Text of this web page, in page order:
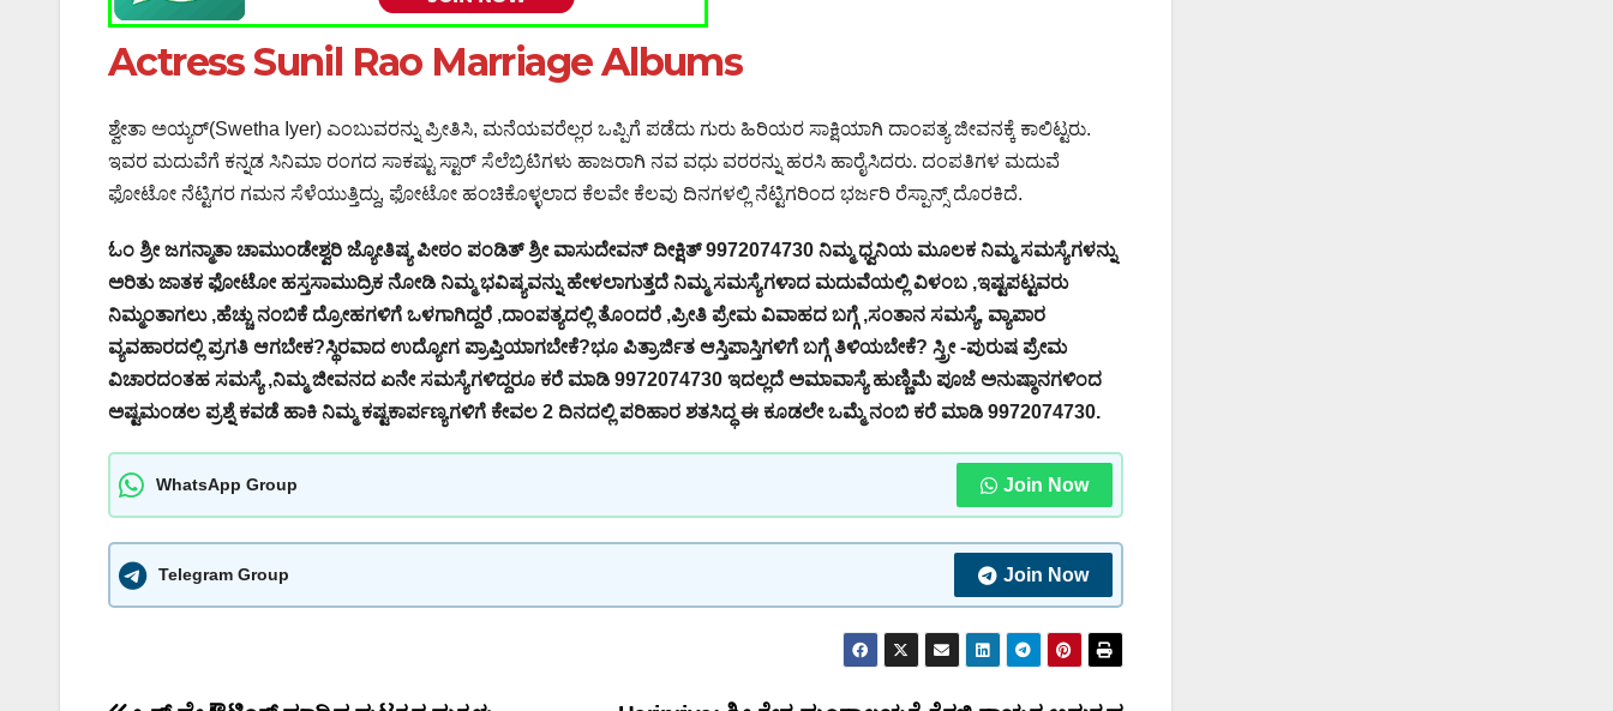
Actress Sunil Rao Marriage Albums
ಶ್ವೇತಾ ಅಯ್ಯರ್(Swetha Iyer) ಎಂಬುವರನ್ನು ಪ್ರೀತಿಸಿ, ಮನೆಯವರೆಲ್ಲರ ಒಪ್ಪಿಗೆ ಪಡೆದು ಗುರು ಹಿರಿಯರ ಸಾಕ್ಷಿಯಾಗಿ ದಾಂಪತ್ಯ ಜೀವನಕ್ಕೆ ಕಾಲಿಟ್ಟರು.
ಇವರ ಮದುವೆಗೆ ಕನ್ನಡ ಸಿನಿಮಾ ರಂಗದ ಸಾಕಷ್ಟು ಸ್ಟಾರ್ ಸೆಲೆಬ್ರಿಟಿಗಳು ಹಾಜರಾಗಿ ನವ ವಧು ವರರನ್ನು ಹರಸಿ ಹಾರೈಸಿದರು. ದಂಪತಿಗಳ ಮದುವೆ
ಫೋಟೋ ನೆಟ್ಟಿಗರ ಗಮನ ಸೆಳೆಯುತ್ತಿದ್ದು, ಫೋಟೋ ಹಂಚಿಕೊಳ್ಳಲಾದ ಕೆಲವೇ ಕೆಲವು ದಿನಗಳಲ್ಲಿ ನೆಟ್ಟಿಗರಿಂದ ಭರ್ಜರಿ ರೆಸ್ಪಾನ್ಸ್ ದೊರಕಿದೆ.
ಓಂ ಶ್ರೀ ಜಗನ್ಮಾತಾ ಚಾಮುಂಡೇಶ್ವರಿ ಜ್ಯೋತಿಷ್ಯ ಪೀಠಂ ಪಂಡಿತ್ ಶ್ರೀ ವಾಸುದೇವನ್ ದೀಕ್ಷಿತ್ 9972074730 ನಿಮ್ಮ ಧ್ವನಿಯ ಮೂಲಕ ನಿಮ್ಮ ಸಮಸ್ಯೆಗಳನ್ನು
ಅರಿತು ಜಾತಕ ಫೋಟೋ ಹಸ್ತಸಾಮುದ್ರಿಕ ನೋಡಿ ನಿಮ್ಮ ಭವಿಷ್ಯವನ್ನು ಹೇಳಲಾಗುತ್ತದೆ ನಿಮ್ಮ ಸಮಸ್ಯೆಗಳಾದ ಮದುವೆಯಲ್ಲಿ ವಿಳಂಬ ,ಇಷ್ಟಪಟ್ಟವರು
ನಿಮ್ಮಂತಾಗಲು ,ಹೆಚ್ಚು ನಂಬಿಕೆ ದ್ರೋಹಗಳಿಗೆ ಒಳಗಾಗಿದ್ದರೆ ,ದಾಂಪತ್ಯದಲ್ಲಿ ತೊಂದರೆ ,ಪ್ರೀತಿ ಪ್ರೇಮ ವಿವಾಹದ ಬಗ್ಗೆ ,ಸಂತಾನ ಸಮಸ್ಯೆ, ವ್ಯಾಪಾರ
ವ್ಯವಹಾರದಲ್ಲಿ ಪ್ರಗತಿ ಆಗಬೇಕ?ಸ್ಥಿರವಾದ ಉದ್ಯೋಗ ಪ್ರಾಪ್ತಿಯಾಗಬೇಕೆ?ಭೂ ಪಿತ್ರಾರ್ಜಿತ ಆಸ್ತಿಪಾಸ್ತಿಗಳಿಗೆ ಬಗ್ಗೆ ತಿಳಿಯಬೇಕೆ? ಸ್ತ್ರೀ -ಪುರುಷ ಪ್ರೇಮ
ವಿಚಾರದಂತಹ ಸಮಸ್ಯೆ ,ನಿಮ್ಮ ಜೀವನದ ಏನೇ ಸಮಸ್ಯೆಗಳಿದ್ದರೂ ಕರೆ ಮಾಡಿ 9972074730 ಇದಲ್ಲದೆ ಅಮಾವಾಸ್ಯೆ ಹುಣ್ಣಿಮೆ ಪೂಜೆ ಅನುಷ್ಠಾನಗಳಿಂದ
ಅಷ್ಟಮಂಡಲ ಪ್ರಶ್ನೆ ಕವಡೆ ಹಾಕಿ ನಿಮ್ಮ ಕಷ್ಟಕಾರ್ಪಣ್ಯಗಳಿಗೆ ಕೇವಲ 2 ದಿನದಲ್ಲಿ ಪರಿಹಾರ ಶತಸಿದ್ಧ ಈ ಕೂಡಲೇ ಒಮ್ಮೆ ನಂಬಿ ಕರೆ ಮಾಡಿ 9972074730.
WhatsApp Group Join Now
Telegram Group Join Now